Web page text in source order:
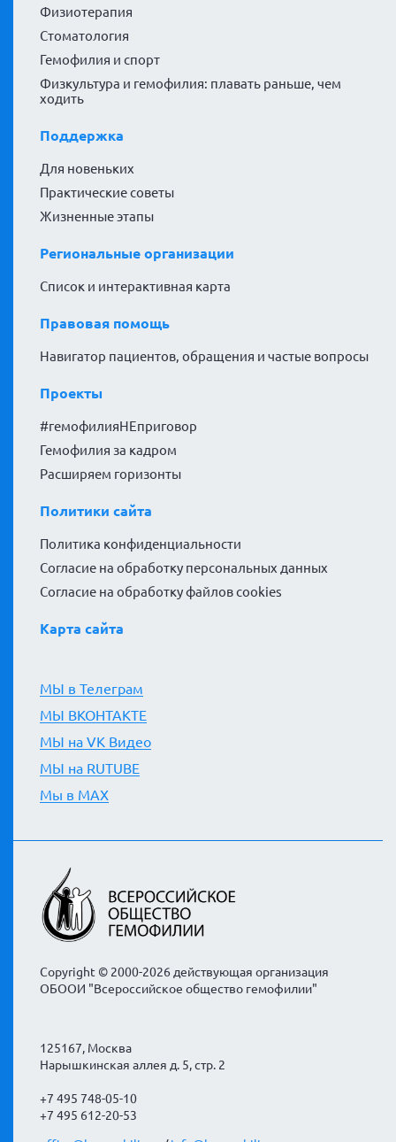
Физиотерапия
Стоматология
Гемофилия и спорт
Физкультура и гемофилия: плавать раньше, чем
ходить
Поддержка
Для новеньких
Практические советы
Жизненные этапы
Региональные организации
Список и интерактивная карта
Правовая помощь
Навигатор пациентов, обращения и частые вопросы
Проекты
#гемофилияНЕприговор
Гемофилия за кадром
Расширяем горизонты
Политики сайта
Политика конфиденциальности
Согласие на обработку персональных данных
Согласие на обработку файлов cookies
Карта сайта
МЫ в Телеграм
МЫ ВКОНТАКТЕ
МЫ на VK Видео
МЫ на RUTUBE
Мы в MAX
Copyright © 2000-2026 действующая организация
ОБООИ "Всероссийское общество гемофилии"
125167, Москва
Нарышкинская аллея д. 5, стр. 2
+7 495 748-05-10
+7 495 612-20-53